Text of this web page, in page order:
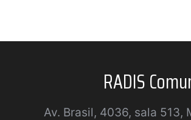
RADIS
Av. Brasil, 4036, sala 513,